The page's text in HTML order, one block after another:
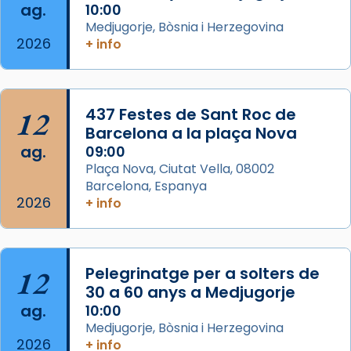
View on Facebook ·
Jaume, fill de Zebedeu, és juntament amb el
seu germà Joan i Pere un dels que
acompanyava més de prop Jesús.
Segons el llibre dels Fets (12,2) fou el primer
apòstol màrtir, decapitat a Jerusalem per
Herodes Agripa (vers l'any 44).
Regnes castellans i més tard de tota
Espanya.
El seu sepulcre a Compostela fou un gran
centre de peregrinacions medievals de tot
ag.
2026
10:00
Medjugorje, Bòsnia i Herzegovina
+ info
12
ag.
2026
437 Festes de Sant Roc de
Barcelona a la plaça Nova
09:00
Plaça Nova, Ciutat Vella, 08002
Barcelona, Espanya
+ info
12
ag.
2026
Pelegrinatge per a solters de
30 a 60 anys a Medjugorje
10:00
Medjugorje, Bòsnia i Herzegovina
+ info